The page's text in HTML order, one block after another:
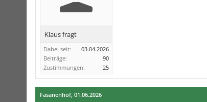
Klaus fragt
Dabei seit:
03.04.2026
Beiträge:
90
Zustimmungen:
25
Fasanenhof, 01.06.2026